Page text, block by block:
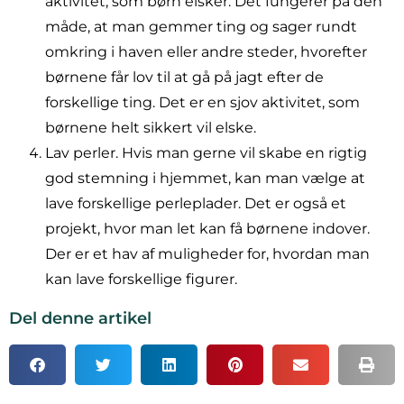
måde, at man gemmer ting og sager rundt
omkring i haven eller andre steder, hvorefter
børnene får lov til at gå på jagt efter de
forskellige ting. Det er en sjov aktivitet, som
børnene helt sikkert vil elske.
Lav perler. Hvis man gerne vil skabe en rigtig
god stemning i hjemmet, kan man vælge at
lave forskellige perleplader. Det er også et
projekt, hvor man let kan få børnene indover.
Der er et hav af muligheder for, hvordan man
kan lave forskellige figurer.
Del denne artikel